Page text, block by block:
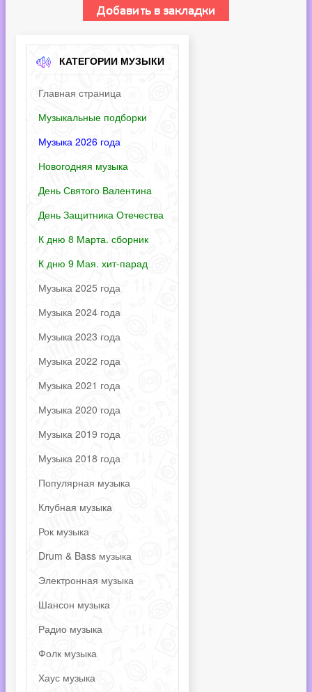
КАТЕГОРИИ МУЗЫКИ
Главная страница
Музыкальные подборки
Музыка 2026 года
Новогодняя музыка
День Святого Валентина
День Защитника Отечества
К дню 8 Марта. сборник
К дню 9 Мая. хит-парад
Музыка 2025 года
Музыка 2024 года
Музыка 2023 года
Музыка 2022 года
Музыка 2021 года
Музыка 2020 года
Музыка 2019 года
Музыка 2018 года
Популярная музыка
Клубная музыка
Рок музыка
Drum & Bass музыка
Электронная музыка
Шансон музыка
Радио музыка
Фолк музыка
Хаус музыка